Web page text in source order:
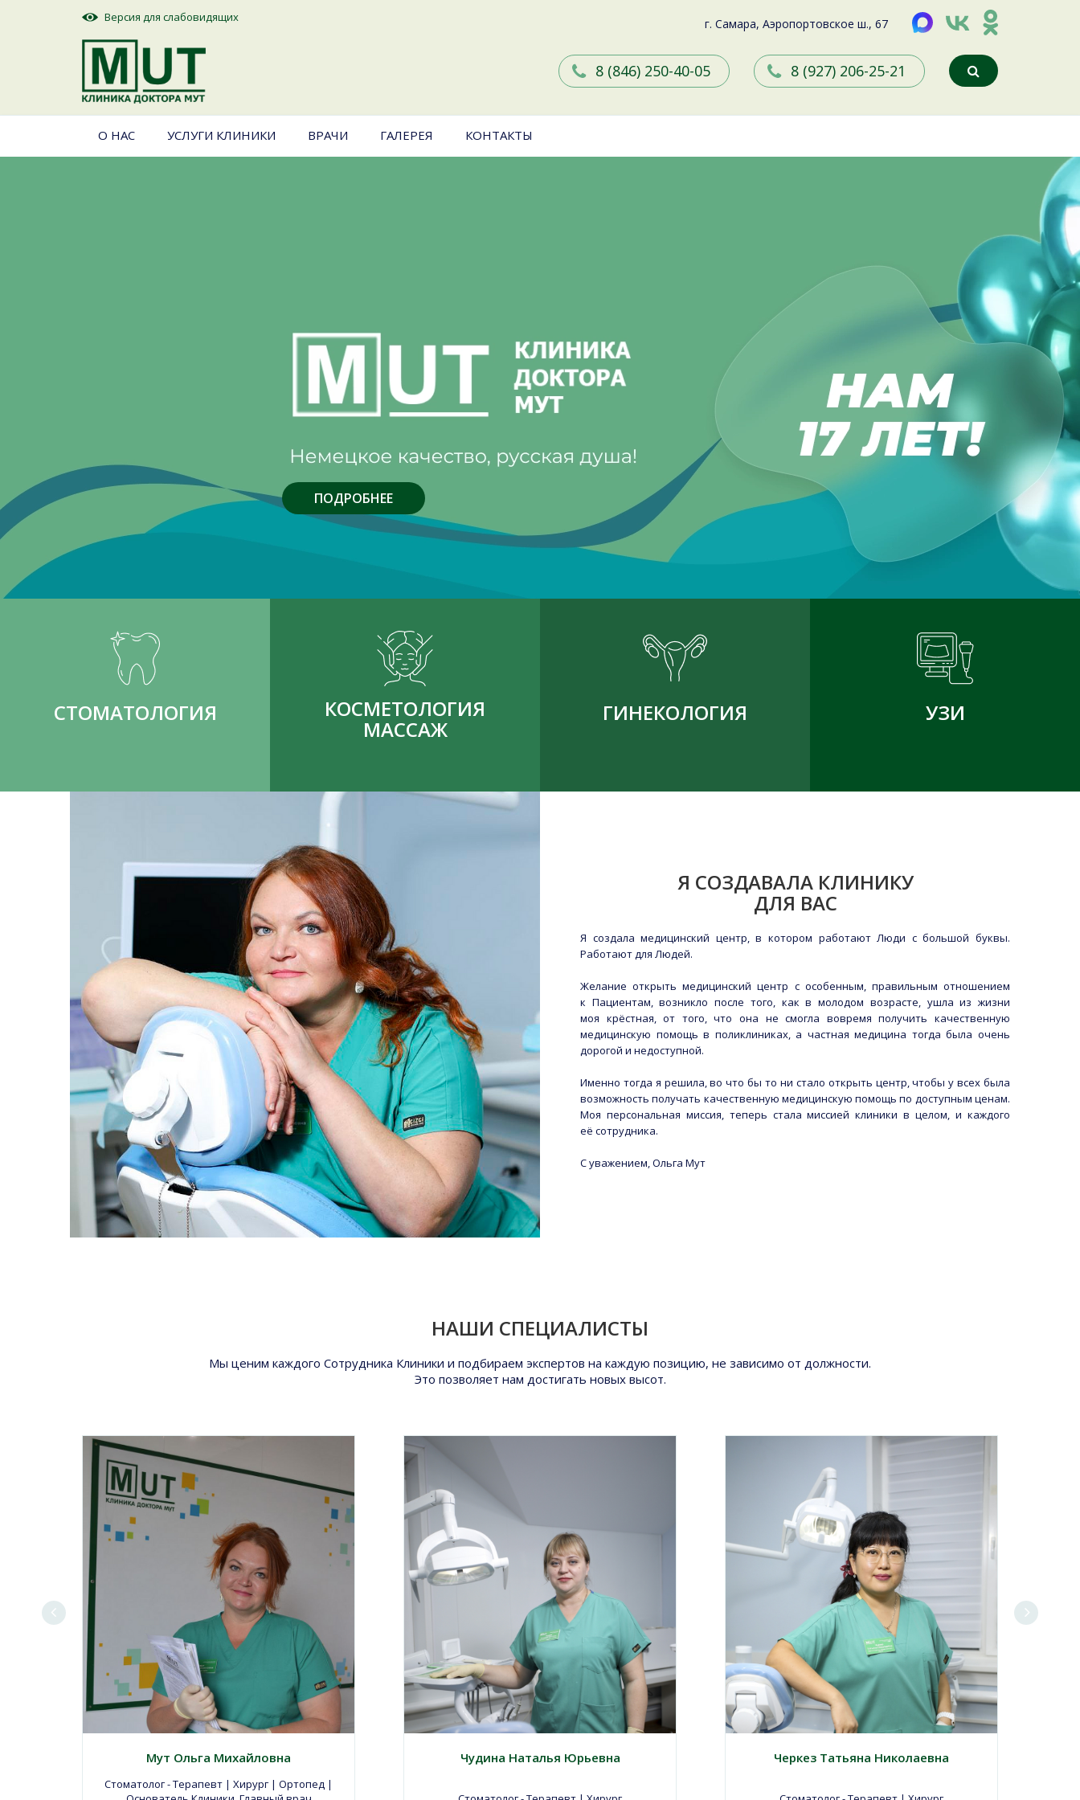
Версия для слабовидящих г. Самара, Аэропортовское ш., 67
8 (927) 206-25-21
8 (846) 250-40-05
О НАС УСЛУГИ КЛИНИКИ ВРАЧИ ГАЛЕРЕЯ КОНТАКТЫ
ПОДРОБНЕЕ
СТОМАТОЛОГИЯ КОСМЕТОЛОГИЯ
МАССАЖ
ГИНЕКОЛОГИЯ УЗИ
Я СОЗДАВАЛА КЛИНИКУ
ДЛЯ ВАС
Я создала медицинский центр, в котором работают Люди с большой буквы.
Работают для Людей.
Желание открыть медицинский центр с особенным, правильным отношением
к Пациентам, возникло после того, как в молодом возрасте, ушла из жизни
моя крёстная, от того, что она не смогла вовремя получить качественную
медицинскую помощь в поликлиниках, а частная медицина тогда была очень
дорогой и недоступной.
Именно тогда я решила, во что бы то ни стало открыть центр, чтобы у всех была
возможность получать качественную медицинскую помощь по доступным ценам.
Моя персональная миссия, теперь стала миссией клиники в целом, и каждого
её сотрудника.
С уважением, Ольга Мут
НАШИ СПЕЦИАЛИСТЫ
Мы ценим каждого Сотрудника Клиники и подбираем экспертов на каждую позицию, не зависимо от должности.
Это позволяет нам достигать новых высот.
Мут Ольга Михайловна
Стоматолог - Терапевт | Хирург | Ортопед |
Чудина Наталья Юрьевна Черкез Татьяна Николаевна